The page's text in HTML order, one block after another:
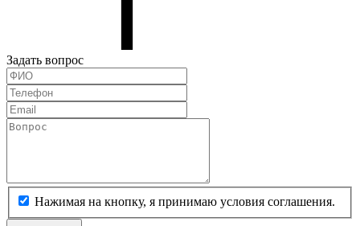
Задать вопрос
Нажимая на кнопку, я принимаю условия соглашения.